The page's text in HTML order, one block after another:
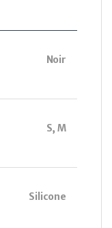
Noir
S, M
Silicone